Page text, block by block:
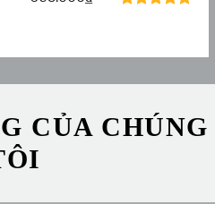
xem các kích thước)
CỦA CHÚNG